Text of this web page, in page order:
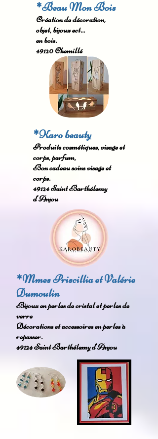
*Beau Mon Bois
Création de décoration,
objet, bijoux ect...
en bois.
49120 Chemillé
*Karo beauty
Produits cosmétiques, visage et
corps, parfum,
Bon cadeau soins visage et
corps.
49124 Saint Barthélemy
d'Anjou
*Mmes Priscillia et Valérie
Dumoulin
Bijoux en perles de cristal et perles de
verre
Décorations et accessoires en perles à
repasser.
49124 Saint Barthélemy d'Anjou